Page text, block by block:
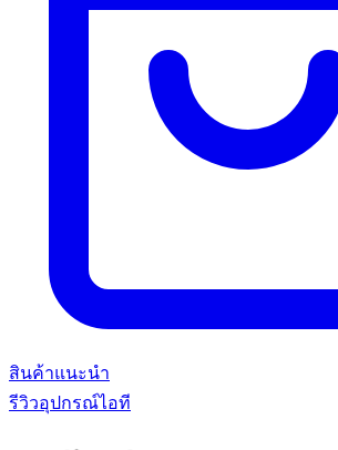
สินค้าแนะนำ
รีวิวอุปกรณ์ไอที